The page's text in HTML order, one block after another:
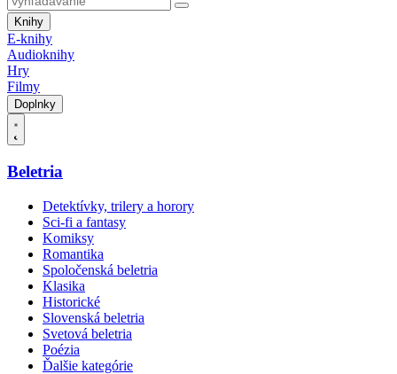
Knihy
E-knihy
Audioknihy
Hry
Filmy
Doplnky
Beletria
Detektívky, trilery a horory
Sci-fi a fantasy
Komiksy
Romantika
Spoločenská beletria
Klasika
Historické
Slovenská beletria
Svetová beletria
Poézia
Ďalšie kategórie